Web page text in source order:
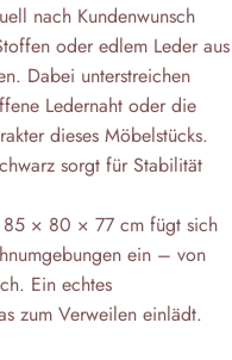
nach Kundenwunsch
oder edlem Leder aus
Dabei unterstreichen
Ledernaht oder die
dieses Möbelstücks.
sorgt für Stabilität
85 × 80 × 77 cm fügt sich
ein – von
Ein echtes
zum Verweilen einlädt.